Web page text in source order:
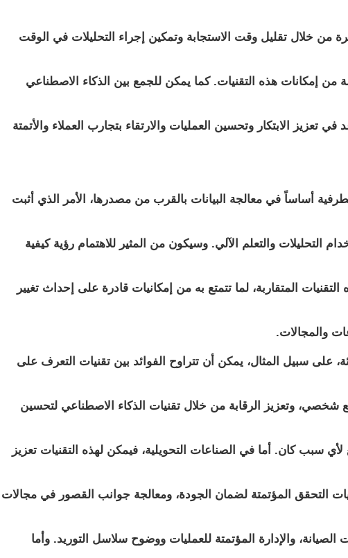
من خلال تقليل وقت الاستجابة وتمكين إجراء التحليلات في الوقت
من إمكانات هذه التقنيات. كما يمكن للجمع بين الذكاء الاصطناعي
في تعزيز الابتكار وتحسين العمليات والارتقاء بتجارب العملاء والأتمتة
أساساً في معالجة البيانات بالقرب من مصدرها، الأمر الذي أثبت
التحليلات والتعلم الآلي. وسيكون من المثير للاهتمام رؤية كيفية
المتقاربة، لما تتمتع به من إمكانيات قادرة على إحداث تغيير
والمجالات.
على سبيل المثال، يمكن أن تتراوح الفوائد بين تقنيات التعرف على
شخصي، وتعزيز الرقابة من خلال تقنيات الذكاء الاصطناعي لتحسين
سبب كان. أما في الصناعات التحويلية، فيمكن لهذه التقنيات تعزيز
التحقق المؤتمتة لضمان الجودة، ومعالجة جوانب القصور في مجالات
والإدارة المؤتمتة للعمليات ووضوح سلاسل التوريد. وأما